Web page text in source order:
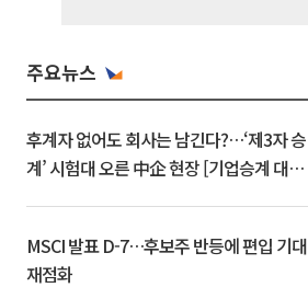
주요뉴스
후계자 없어도 회사는 남긴다?…‘제3자 승
계’ 시험대 오른 中企 현장 [기업승계 대전
MSCI 발표 D-7…후보주 반등에 편입 기대
재점화